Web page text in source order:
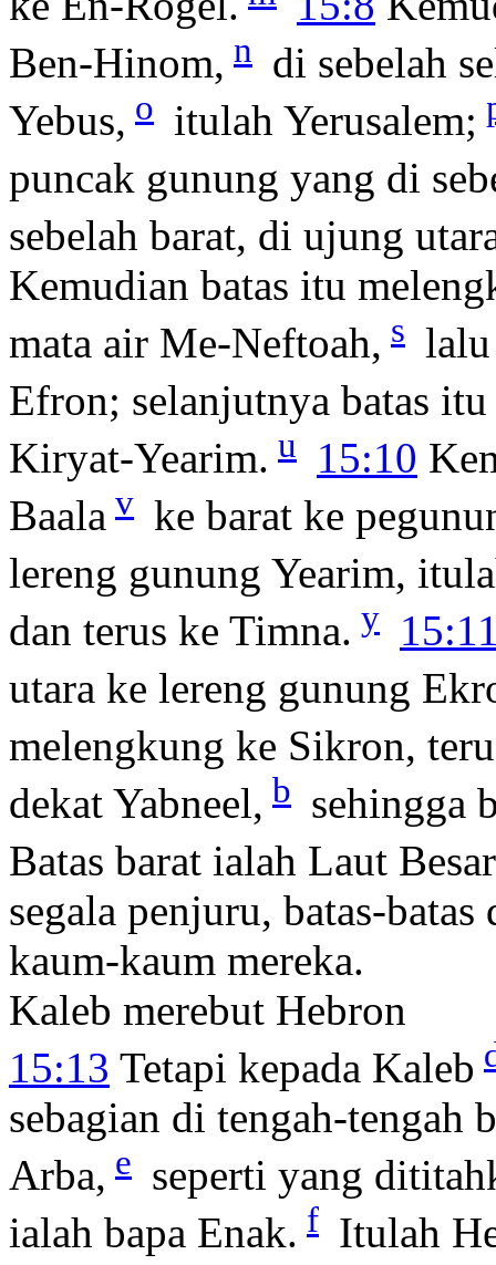
Ben-Hinom, n di sebelah
Yebus, o itulah Yerusalem;
puncak gunung yang di
sebelah barat, di ujung
Kemudian batas itu
mata air Me-Neftoah, s
Efron; selanjutnya batas
Kiryat-Yearim. u 15:10
Baala v ke barat ke
lereng gunung Yearim,
dan terus ke Timna. y
utara ke lereng gunung
melengkung ke Sikron,
dekat Yabneel, b sehingga
Batas barat ialah Laut Besar
segala penjuru, batas-
kaum-kaum mereka.
Kaleb merebut Hebron
15:13 Tetapi kepada Kaleb
sebagian di tengah-
Arba, e seperti yang
ialah bapa Enak. f Itulah